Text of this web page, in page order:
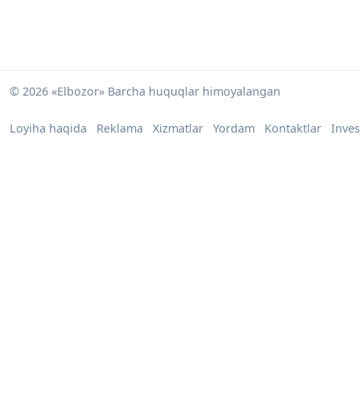
© 2026 «Elbozor» Barcha huquqlar himoyalangan
Loyiha haqida Reklama Xizmatlar Yordam Kontaktlar